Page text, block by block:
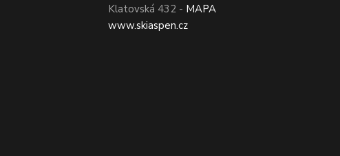
Klatovská 432 - MAPA
www.skiaspen.cz